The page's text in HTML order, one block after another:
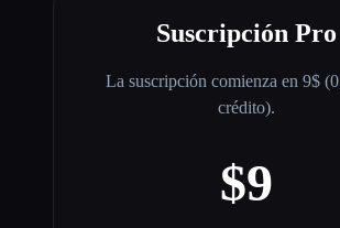
Suscripción Pro
La suscripción comienza en 9$
crédito).
$9